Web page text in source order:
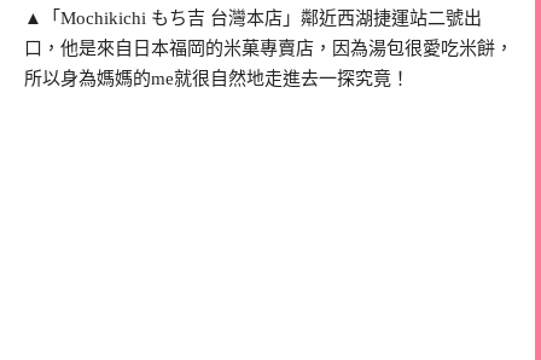
▲「Mochikichi もち吉 台灣本店」鄰近西湖捷運站二號出
口，他是來自日本福岡的米菓專賣店，因為湯包很愛吃米餅，
所以身為媽媽的me就很自然地走進去一探究竟！